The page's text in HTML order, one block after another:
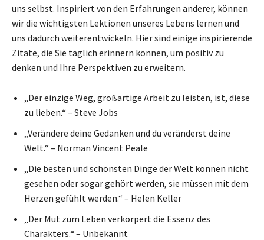
uns selbst. Inspiriert von den Erfahrungen anderer, können
wir die wichtigsten Lektionen unseres Lebens lernen und
uns dadurch weiterentwickeln. Hier sind einige inspirierende
Zitate, die Sie täglich erinnern können, um positiv zu
denken und Ihre Perspektiven zu erweitern.
„Der einzige Weg, großartige Arbeit zu leisten, ist, diese
zu lieben.“ – Steve Jobs
„Verändere deine Gedanken und du veränderst deine
Welt.“ – Norman Vincent Peale
„Die besten und schönsten Dinge der Welt können nicht
gesehen oder sogar gehört werden, sie müssen mit dem
Herzen gefühlt werden.“ – Helen Keller
„Der Mut zum Leben verkörpert die Essenz des
Charakters.“ – Unbekannt